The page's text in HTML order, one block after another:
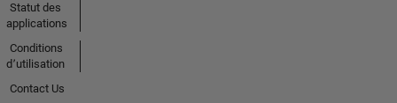
Statut des
applications
Conditions
d՚utilisation
Contact Us